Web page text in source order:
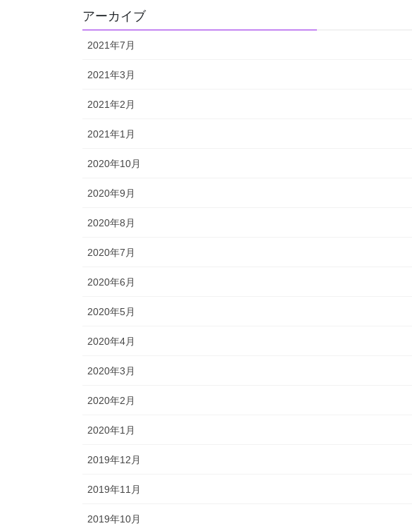
アーカイブ
2021年7月
2021年3月
2021年2月
2021年1月
2020年10月
2020年9月
2020年8月
2020年7月
2020年6月
2020年5月
2020年4月
2020年3月
2020年2月
2020年1月
2019年12月
2019年11月
2019年10月